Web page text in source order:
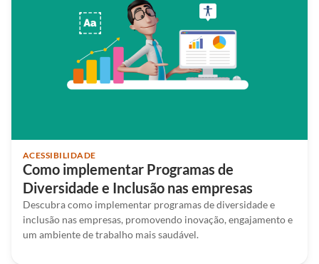
ACESSIBILIDADE
Como implementar Programas de
Diversidade e Inclusão nas empresas
Descubra como implementar programas de diversidade e
inclusão nas empresas, promovendo inovação, engajamento e
um ambiente de trabalho mais saudável.